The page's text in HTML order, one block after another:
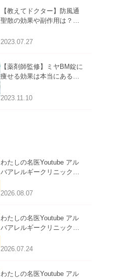
【教えてドクター】防風通
聖散の効果や副作用は？長
2023.07.27
【薬剤師監修】ミヤBM錠に
痩せる効果は本当にある
2023.11.10
わたしの名医Youtube アル
バアレルギークリニック札
らない理由｜繰り返す人が
2026.08.07
わたしの名医Youtube アル
バアレルギークリニック札
える男性へ｜医師が教える
2026.07.24
わたしの名医Youtube アル